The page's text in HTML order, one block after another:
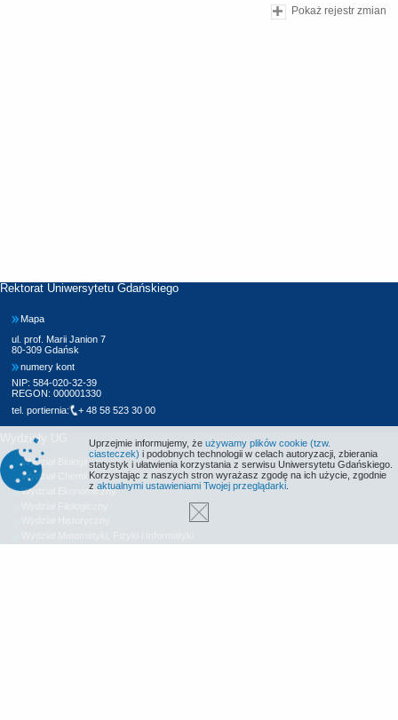
Pokaż rejestr zmian
Rektorat Uniwersytetu Gdańskiego
Mapa
ul. prof. Marii Janion 7
80-309 Gdańsk
numery kont
NIP: 584-020-32-39
REGON: 000001330
tel. portiernia:
+ 48 58 523 30 00
Wydziały UG
Wydział Biologii
Wydział Chemii
Wydział Ekonomiczny
Uprzejmie informujemy, że używamy plików cookie (tzw.
ciasteczek) i podobnych technologii w celach autoryzacji, zbierania
statystyk i ułatwienia korzystania z serwisu Uniwersytetu Gdańskiego.
Korzystając z naszych stron wyrażasz zgodę na ich użycie, zgodnie
z aktualnymi ustawieniami Twojej przeglądarki